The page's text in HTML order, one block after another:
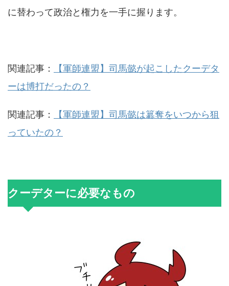
に替わって政治と権力を一手に握ります。
関連記事：
【軍師連盟】司馬懿が起こしたクーデタ
ーは博打だったの？
関連記事：
【軍師連盟】司馬懿は簒奪をいつから狙
っていたの？
クーデターに必要なもの